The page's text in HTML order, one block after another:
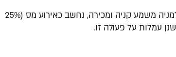
כל מעבר בין מניה למניה משמע קניה ומכירה, נחשב כאירוע מס (25%
עמלות על פעולה זו.